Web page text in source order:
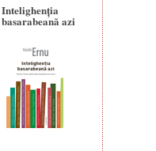
Intelighenția
basarabeană azi